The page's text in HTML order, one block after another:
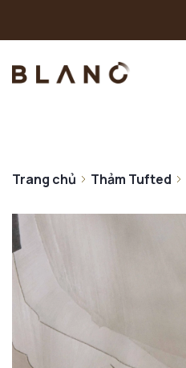
Trang chủ Thảm Tufted